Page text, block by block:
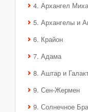
4. Архангел
5. Архангелы и
6. Крайон
7. Адама
8. Аштар и
9. Сен-Жермен
9. Солнечное